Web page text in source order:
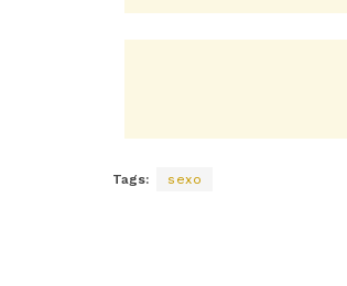
Tags: sexo